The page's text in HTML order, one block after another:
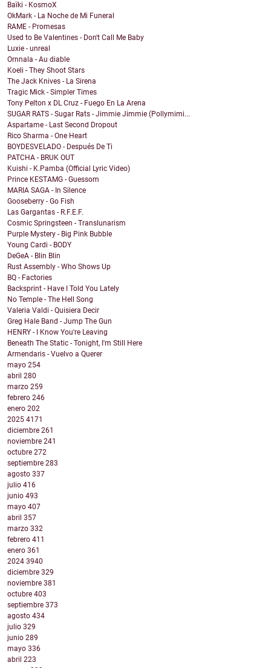
Baïki - KosmoX
OkMark - La Noche de Mi Funeral
RAME - Promesas
Used to Be Valentines - Don't Call Me Baby
Luxie - unreal
Ornnala - Au diable
Koeli - They Shoot Stars
The Jack Knives - La Sirena
Tragic Mick - Simpler Times
Tony Pelton x DL Cruz - Fuego En La Arena
SUGAR RATS - Sugar Rats - Jimmie Jimmie (Pollymimi...
Aspartame - Last Second Dropout
Rico Sharma - One Heart
BOYDESVELADO - Después De Ti
PATCHA - BRUK OUT
Kuishi - K.Pamba (Official Lyric Video)
Prince KESTAMG - Guessom
MARIA SAGA - In Silence
Gooseberry - Go Fish
Las Gargantas - R.F.E.F.
Cosmic Springsteen - Translunarism
Purple Mystery - Big Pink Bubble
Young Cardi - BODY
DeGeA - Blin Blin
Rust Assembly - Who Shows Up
BQ - Factories
Backsprint - Have I Told You Lately
No Temple - The Hell Song
Valeria Valdi - Quisiera Decir
Greg Hale Band - Jump The Gun
HENRY - I Know You're Leaving
Beneath The Static - Tonight, I'm Still Here
Armendaris - Vuelvo a Querer
mayo 254
abril 280
marzo 259
febrero 246
enero 202
2025 4171
diciembre 261
noviembre 241
octubre 272
septiembre 283
agosto 337
julio 416
junio 493
mayo 407
abril 357
marzo 332
febrero 411
enero 361
2024 3940
diciembre 329
noviembre 381
octubre 403
septiembre 373
agosto 434
julio 329
junio 289
mayo 336
abril 223